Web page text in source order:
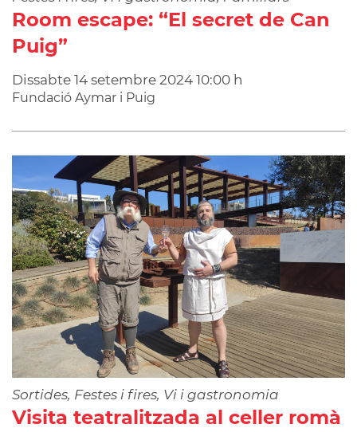
Room escape: “El secret de Can
Puig”
Dissabte 14 setembre 2024 10:00 h
Fundació Aymar i Puig
Sortides, Festes i fires, Vi i gastronomia
Visita teatralitzada al celler romà